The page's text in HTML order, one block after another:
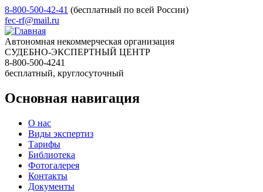
8-800-500-42-41 (бесплатный по всей России)
fec-rf@mail.ru
Автономная некоммерческая организация
СУДЕБНО-ЭКСПЕРТНЫЙ ЦЕНТР
8-800-500-4241
бесплатный, круглосуточный
Основная навигация
О нас
Виды экспертиз
Тарифы
Библиотека
Фотогалерея
Контакты
Документы